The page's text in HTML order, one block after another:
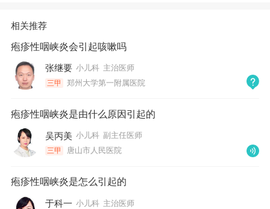
相关推荐
疱疹性咽峡炎会引起咳嗽吗
张继要 小儿科 主治医师
三甲 郑州大学第一附属医院
疱疹性咽峡炎是由什么原因引起的
吴丙美 小儿科 副主任医师
三甲 唐山市人民医院
疱疹性咽峡炎是怎么引起的
于科一 小儿科 主治医师